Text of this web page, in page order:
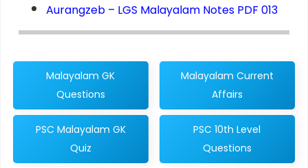
Aurangzeb – LGS Malayalam Notes PDF 013
Malayalam GK
Questions
Malayalam Current
Affairs
PSC Malayalam GK
Quiz
PSC 10th Level
Questions